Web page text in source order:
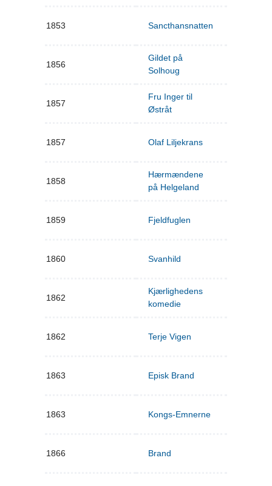
1853 Sancthansnatten
1856
Gildet på
Solhoug
1857
Fru Inger til
Østråt
1857 Olaf Liljekrans
1858
Hærmændene
på Helgeland
1859 Fjeldfuglen
1860 Svanhild
1862
Kjærlighedens
komedie
1862 Terje Vigen
1863 Episk Brand
1863 Kongs-Emnerne
1866 Brand